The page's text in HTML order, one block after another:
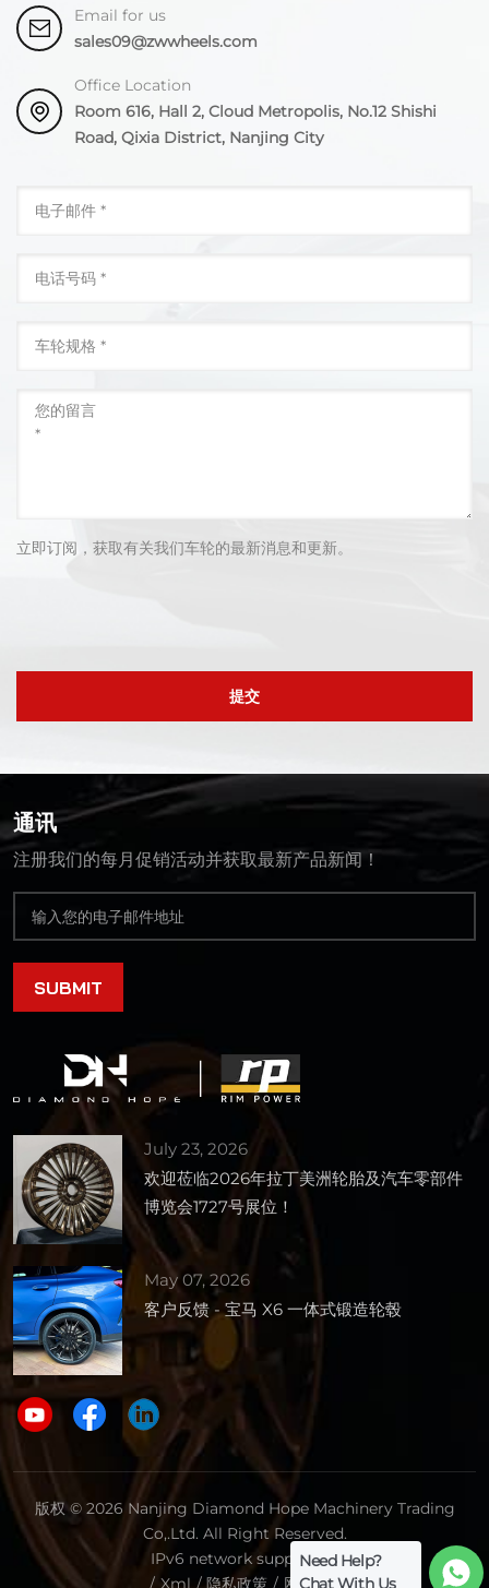
Email for us
sales09@zwwheels.com
Office Location
Room 616, Hall 2, Cloud Metropolis, No.12 Shishi
Road, Qixia District, Nanjing City
立即订阅，获取有关我们车轮的最新消息和更新。
提交
通讯
注册我们的每月促销活动并获取最新产品新闻！
July 23, 2026
欢迎莅临2026年拉丁美洲轮胎及汽车零部件
博览会1727号展位！
May 07, 2026
客户反馈 - 宝马 X6 一体式锻造轮毂
版权 © 2026 Nanjing Diamond Hope Machinery Trading
Co,.Ltd. All Right Reserved.
IPv6 network supported.Need Help?
Chat With Us